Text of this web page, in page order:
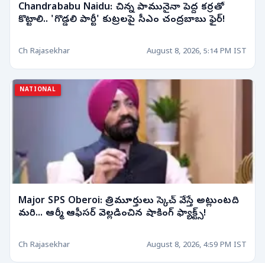
Chandrababu Naidu: చిన్న పామునైనా పెద్ద కర్రతో
కొట్టాలి.. 'గొడ్డలి పార్టీ' కుట్రలపై సీఎం చంద్రబాబు ఫైర్!
Ch Rajasekhar August 8, 2026, 5:14 PM IST
NATIONAL
Major SPS Oberoi: త్రిమూర్తులు స్కెచ్ వేస్తే అట్లుంటది
మరి... ఆర్మీ ఆఫీసర్ వెల్లడించిన షాకింగ్ ఫ్యాక్ట్స్!
Ch Rajasekhar August 8, 2026, 4:59 PM IST